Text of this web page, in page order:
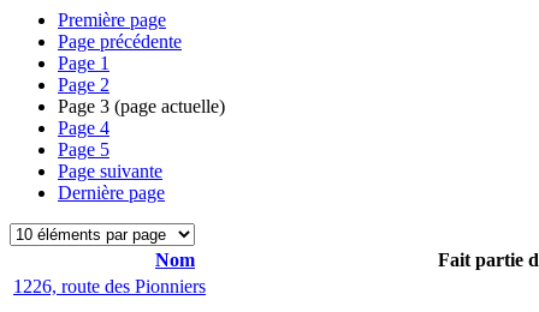
Première page
Page précédente
Page 1
Page 2
Page 3 (page actuelle)
Page 4
Page 5
Page suivante
Dernière page
Nom
Fait partie
1226, route des Pionniers